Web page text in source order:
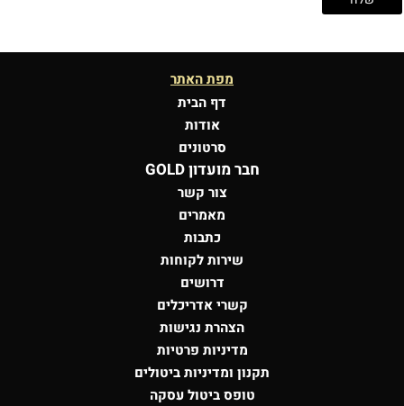
מפת האתר
דף הבית
אודות
סרטונים
חבר מועדון GOLD
צור קשר
מאמרים
כתבות
שירות לקוחות
דרושים
קשרי אדריכלים
הצהרת נגישות
מדיניות פרטיות
תקנון ומדיניות ביטולים
טופס ביטול עסקה